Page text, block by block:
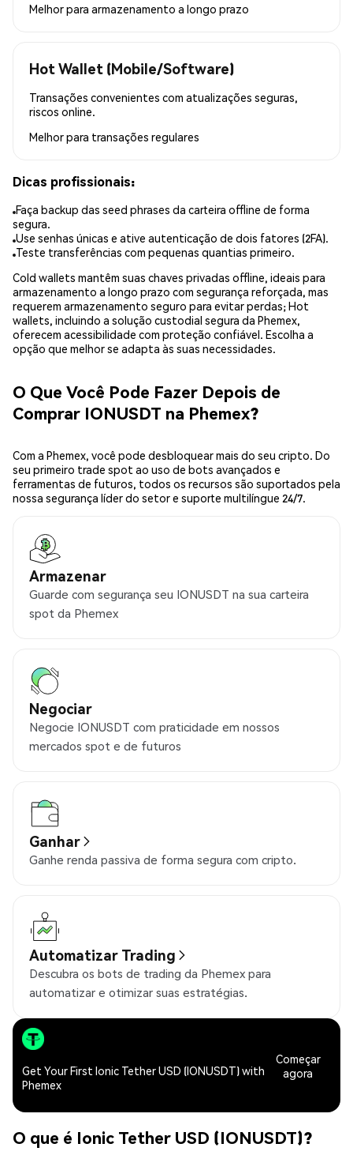
Melhor para armazenamento a longo prazo
Hot Wallet (Mobile/Software)
Transações convenientes com atualizações seguras,
riscos online.
Melhor para transações regulares
Dicas profissionais:
Faça backup das seed phrases da carteira offline de forma
segura.
Use senhas únicas e ative autenticação de dois fatores (2FA).
Teste transferências com pequenas quantias primeiro.
Cold wallets mantêm suas chaves privadas offline, ideais para
armazenamento a longo prazo com segurança reforçada, mas
requerem armazenamento seguro para evitar perdas; Hot
wallets, incluindo a solução custodial segura da Phemex,
oferecem acessibilidade com proteção confiável. Escolha a
opção que melhor se adapta às suas necessidades.
O Que Você Pode Fazer Depois de
Comprar IONUSDT na Phemex?
Com a Phemex, você pode desbloquear mais do seu cripto. Do
seu primeiro trade spot ao uso de bots avançados e
ferramentas de futuros, todos os recursos são suportados pela
nossa segurança líder do setor e suporte multilíngue 24/7.
Armazenar
Guarde com segurança seu IONUSDT na sua carteira
spot da Phemex
Negociar
Negocie IONUSDT com praticidade em nossos
mercados spot e de futuros
Ganhar
Ganhe renda passiva de forma segura com cripto.
Automatizar Trading
Descubra os bots de trading da Phemex para
automatizar e otimizar suas estratégias.
Get Your First Ionic Tether USD (IONUSDT) with
Phemex
Começar
agora
O que é Ionic Tether USD (IONUSDT)?